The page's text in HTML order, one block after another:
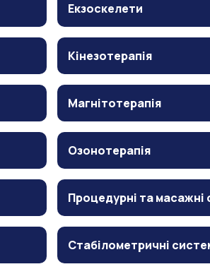
Екзоскелети
Кінезотерапія
Магнітотерапія
Озонотерапія
Процедурні та масажні
Стабілометричні